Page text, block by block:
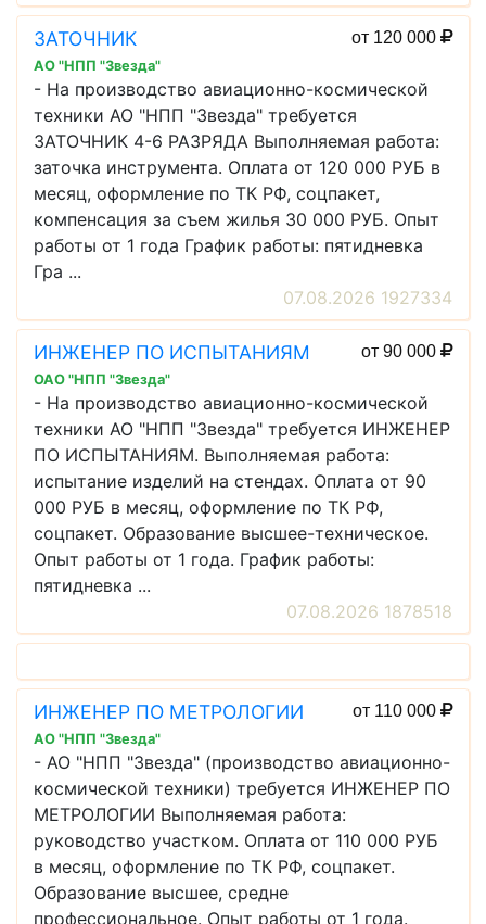
ЗАТОЧНИК от 120 000
АО "НПП "Звезда"
- На производство авиационно-космической
техники АО "НПП "Звезда" требуется
ЗАТОЧНИК 4-6 РАЗРЯДА Выполняемая работа:
заточка инструмента. Оплата от 120 000 РУБ в
месяц, оформление по ТК РФ, соцпакет,
компенсация за съем жилья 30 000 РУБ. Опыт
работы от 1 года График работы: пятидневка
Гра ...
07.08.2026 1927334
ИНЖЕНЕР ПО ИСПЫТАНИЯМ от 90 000
ОАО "НПП "Звезда"
- На производство авиационно-космической
техники АО "НПП "Звезда" требуется ИНЖЕНЕР
ПО ИСПЫТАНИЯМ. Выполняемая работа:
испытание изделий на стендах. Оплата от 90
000 РУБ в месяц, оформление по ТК РФ,
соцпакет. Образование высшее-техническое.
Опыт работы от 1 года. График работы:
пятидневка ...
07.08.2026 1878518
ИНЖЕНЕР ПО МЕТРОЛОГИИ от 110 000
АО "НПП "Звезда"
- АО "НПП "Звезда" (производство авиационно-
космической техники) требуется ИНЖЕНЕР ПО
МЕТРОЛОГИИ Выполняемая работа:
руководство участком. Оплата от 110 000 РУБ
в месяц, оформление по ТК РФ, соцпакет.
Образование высшее, средне
профессиональное. Опыт работы от 1 года.